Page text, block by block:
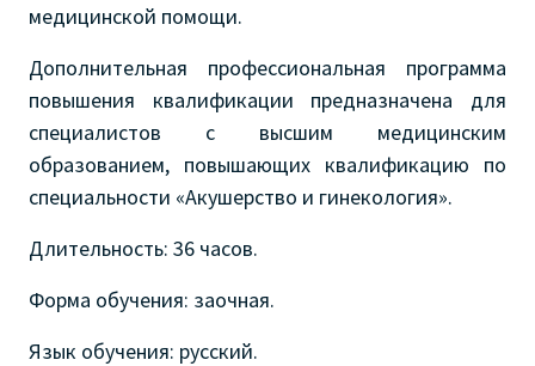
медицинской помощи.
Дополнительная профессиональная программа
повышения квалификации предназначена для
специалистов с высшим медицинским
образованием, повышающих квалификацию по
специальности «Акушерство и гинекология».
Длительность: 36 часов.
Форма обучения: заочная.
Язык обучения: русский.